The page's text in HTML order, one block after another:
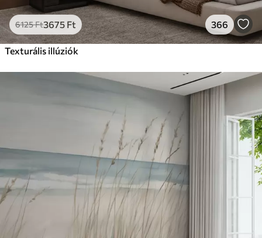
6125Ft3675 Ft 366
Texturális illúziók